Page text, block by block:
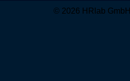
© 2026 HRlab GmbH